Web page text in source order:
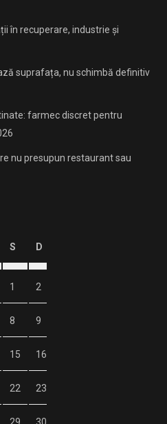
în recuperare, industrie și
suprafața, nu schimbă definitiv
farmec discret pentru
nu presupun restaurant sau
S D
1 2
8 9
15 16
22 23